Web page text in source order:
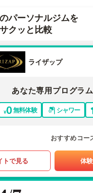
パーソナルジムを
クッと比較
ライザップ
あなた専用プログラム
無料体験 シャワー
おすすめコー
トで見る 体